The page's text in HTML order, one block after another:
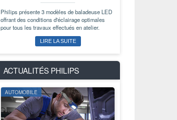
Philips présente 3 modèles de baladeuse LED
offrant des conditions d'éclairage optimales
pour tous les travaux effectués en atelier.
LIRE LA SUITE
ACTUALITÉS PHILIPS
AUTOMOBILE